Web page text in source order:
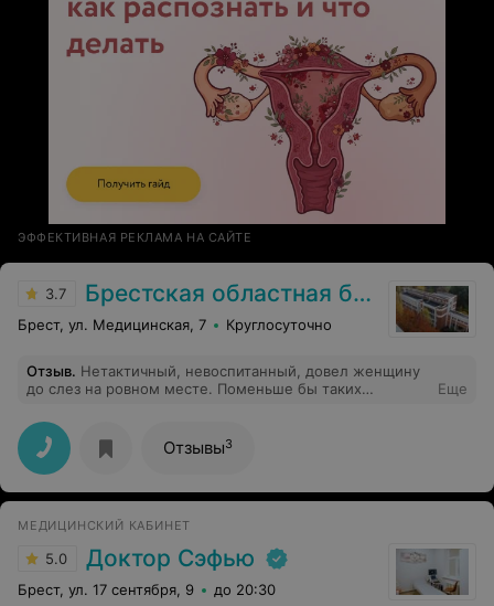
ЭФФЕКТИВНАЯ РЕКЛАМА НА САЙТЕ
3.7 Брестская областная больница
Брест, ул. Медицинская, 7 Круглосуточно
Отзыв. Нетактичный, невоспитанный, довел женщину
до слез на ровном месте. Поменьше бы таких
Еще
Отзывы3
МЕДИЦИНСКИЙ КАБИНЕТ
5.0 Доктор Сэфью
Брест, ул. 17 сентября, 9 до 20:30